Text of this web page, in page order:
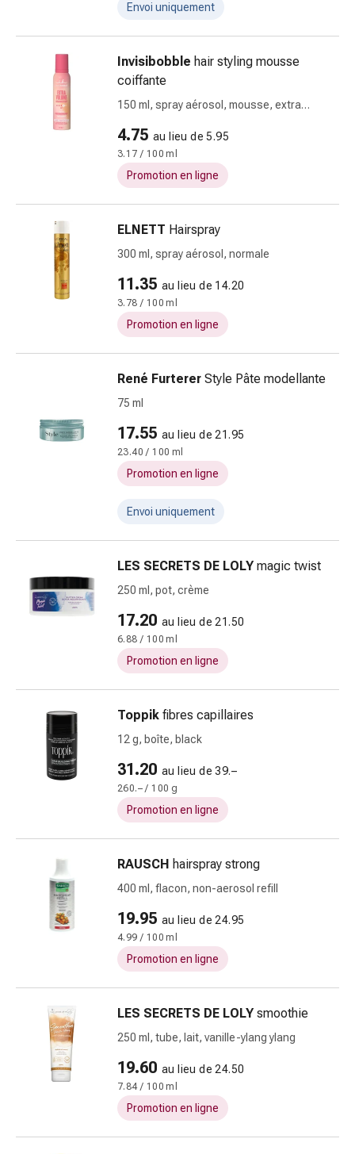
foins
Antiallergiques
Peau
d’estomac
Hémorroïdes
Nausées
vomissements
Digestion,
flatulences
Constipation
Affections
cutanées
Eczéma
démangeaisons
et
verrues
ongles
pieds
Cicatrices
Peau
sèche
Transpiration
excessive
Impuretés
Boutons
Éruptions
cutanées
Acné
Traitement
fleurs
Bach
Envoi uniquement
Invisibobble hair styling mousse
coiffante
150 ml, spray aérosol, mousse, extra
4.75 au lieu de 5.95
3.17 / 100 ml
Promotion en ligne
ELNETT Hairspray
300 ml, spray aérosol, normale
11.35 au lieu de 14.20
3.78 / 100 ml
Promotion en ligne
René Furterer Style Pâte modellante
75 ml
17.55 au lieu de 21.95
23.40 / 100 ml
Promotion en ligne
Envoi uniquement
LES SECRETS DE LOLY magic twist
250 ml, pot, crème
17.20 au lieu de 21.50
6.88 / 100 ml
Promotion en ligne
Toppik fibres capillaires
12 g, boîte, black
31.20 au lieu de 39.–
260.– / 100 g
Promotion en ligne
RAUSCH hairspray strong
400 ml, flacon, non-aerosol refill
19.95 au lieu de 24.95
4.99 / 100 ml
Promotion en ligne
LES SECRETS DE LOLY smoothie
250 ml, tube, lait, vanille-ylang ylang
19.60 au lieu de 24.50
7.84 / 100 ml
Promotion en ligne